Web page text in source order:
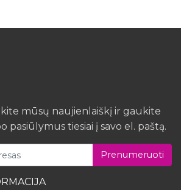
mūsų naujienlaiškį ir gaukite
pasiūlymus tiesiai į savo el. paštą.
Prenumeruoti